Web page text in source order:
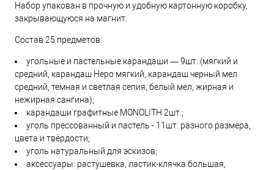
Набор упакован в прочную и удобную картонную коробку,
закрывающуюся на магнит.
Состав 25 предметов:
угольные и пастельные карандаши — 9шт. (мягкий и
средний, карандаш Неро мягкий, карандаш черный мел
средний, темная и светлая сепия, белый мел, жирная и
нежирная сангина);
карандаши графитные MONOLITH 2шт.;
уголь прессованный и пастель - 11шт. разного размера,
цвета и твёрдости;
уголь натуральный для эскизов;
аксессуары: растушевка, ластик-клячка большая,